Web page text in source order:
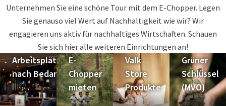
Unternehmen Sie eine schöne Tour mit dem E-Chopper. Legen
Sie genauso viel Wert auf Nachhaltigkeit wie wir? Wir
engagieren uns aktiv für nachhaltiges Wirtschaften. Schauen
Sie sich hier alle weiteren Einrichtungen an!
Arbeitsplätze
nach Bedarf
E-
Chopper
mieten
Valk
Store
Produkte
Grüner
Schlüssel
(MVO)